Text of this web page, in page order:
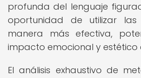
profunda del lenguaje
oportunidad de utilizar
manera más efectiva,
impacto emocional y estético
El análisis exhaustivo de